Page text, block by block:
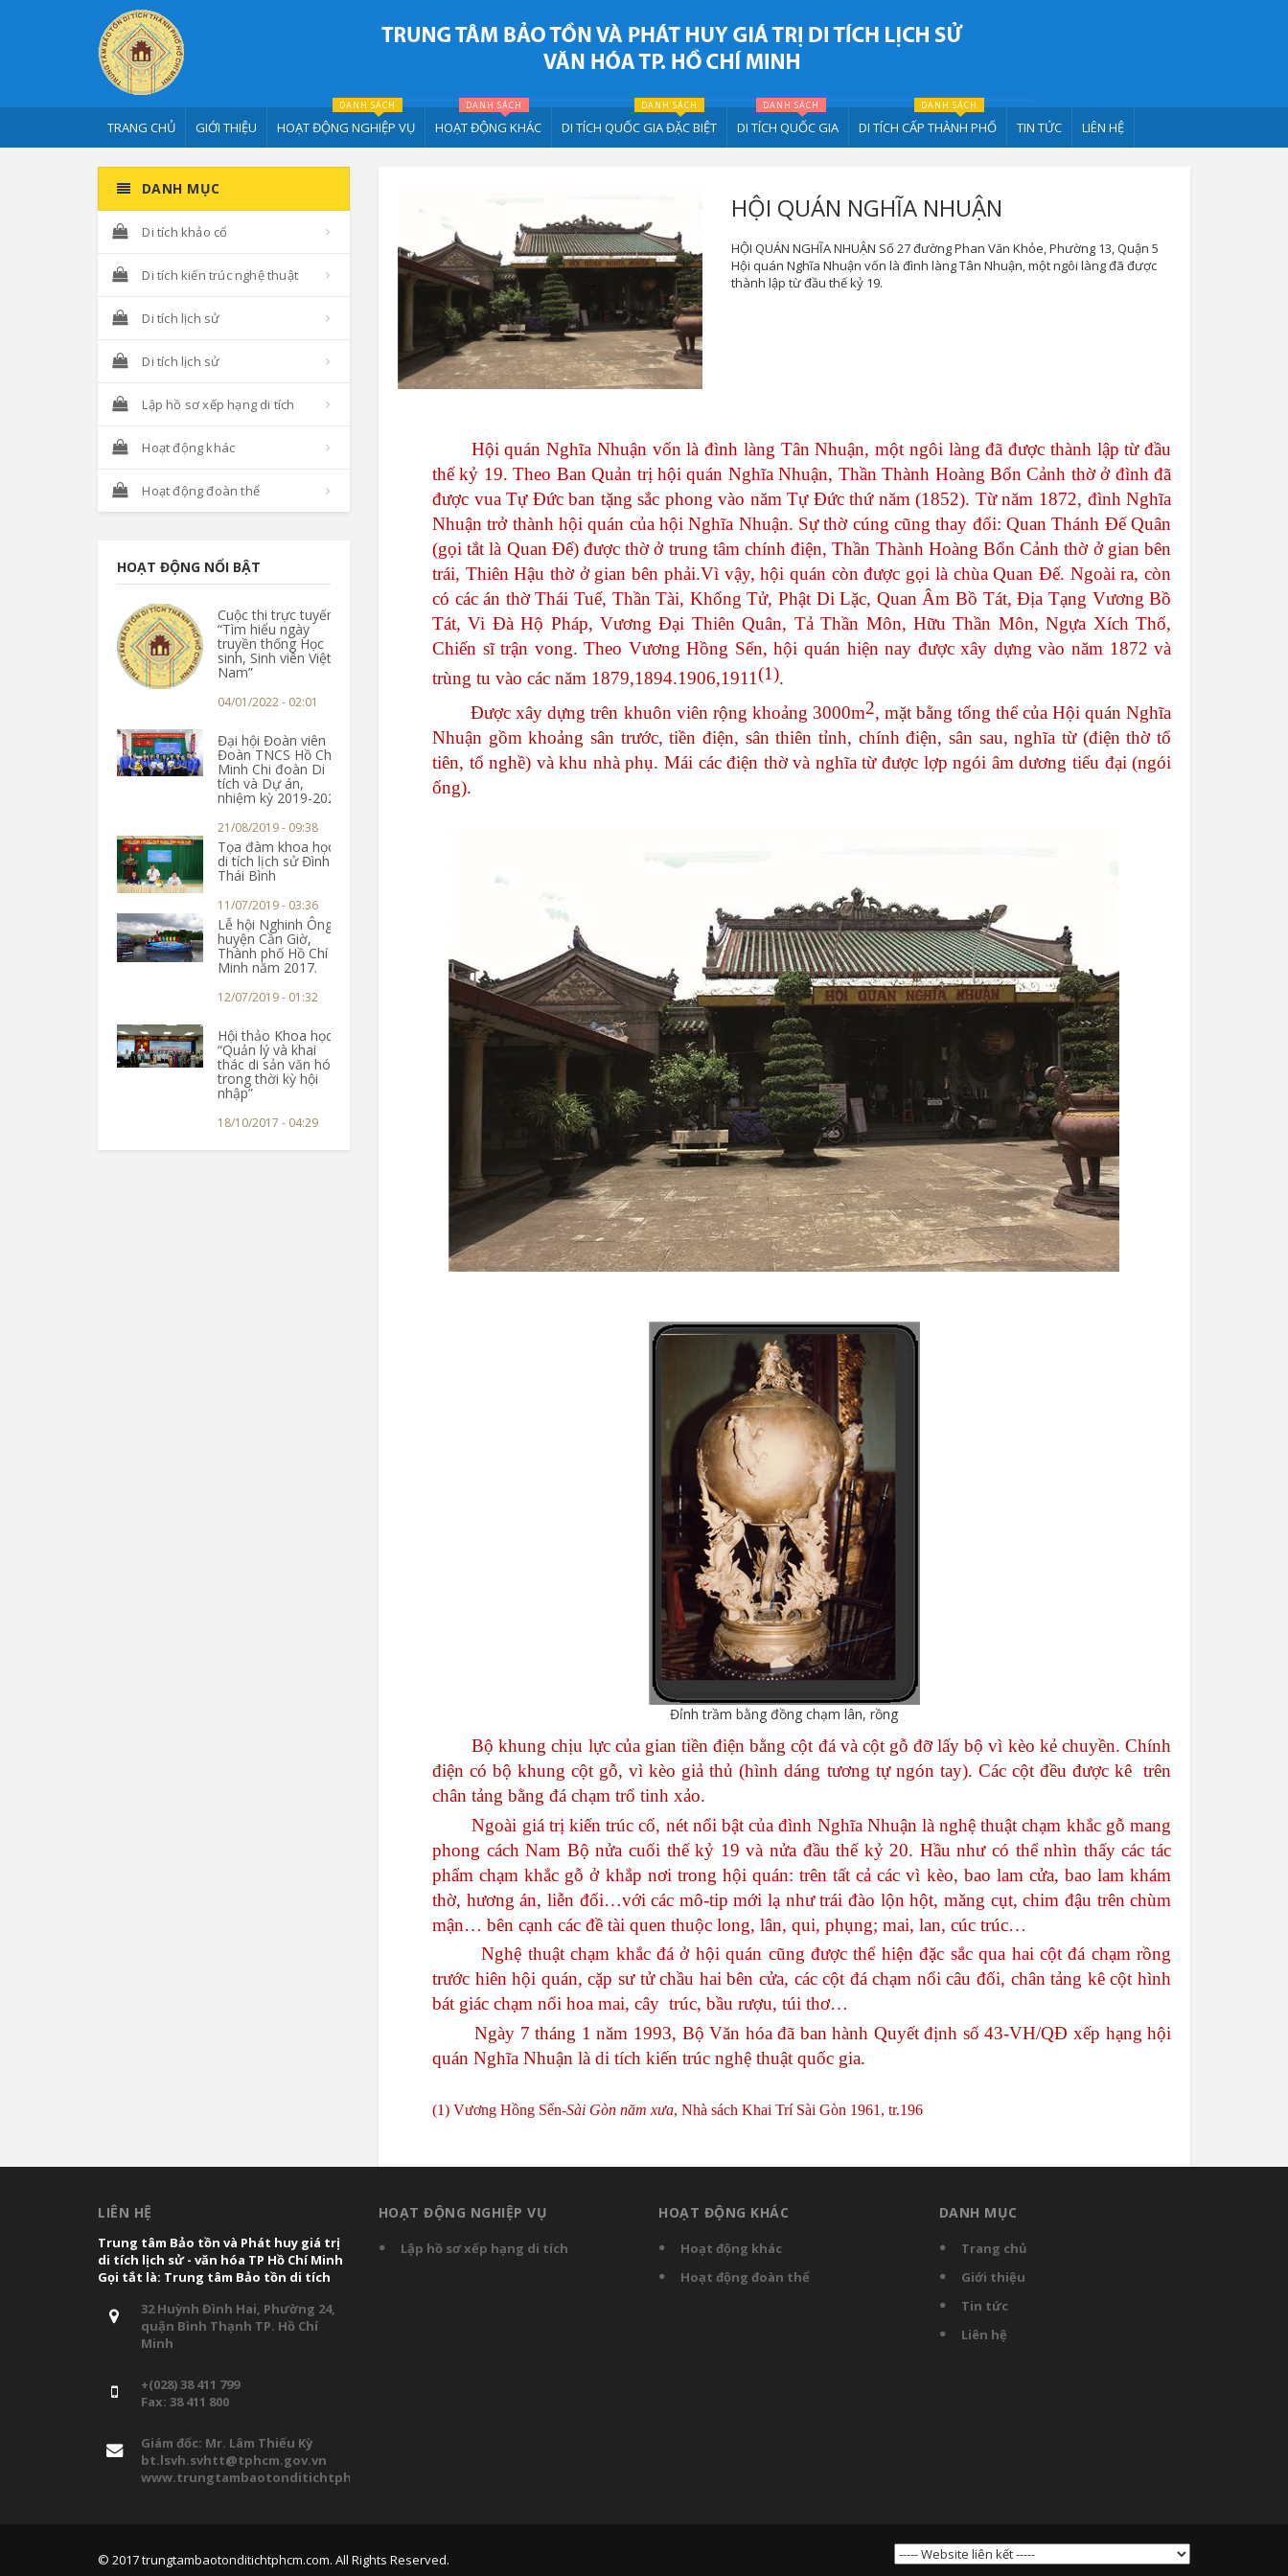
TRANG CHỦ GIỚI THIỆU HOẠT ĐỘNG NGHIỆP VỤ
DANH SÁCH
HOẠT ĐỘNG KHÁC
DANH SÁCH
DI TÍCH QUỐC GIA ĐẶC BIỆT
DANH SÁCH
DI TÍCH QUỐC GIA
DANH SÁCH
DI TÍCH CẤP THÀNH PHỐ
DANH SÁCH
TIN TỨC LIÊN HỆ
DANH MỤC
Di tích khảo cổ
Di tích kiến trúc nghệ thuật
Di tích lịch sử
Di tích lịch sử
Lập hồ sơ xếp hạng di tích
Hoạt động khác
Hoạt động đoàn thể
HOẠT ĐỘNG NỔI BẬT
Cuộc thi trực tuyến
“Tìm hiểu ngày
truyền thống Học
sinh, Sinh viên Việt
Nam”
04/01/2022 - 02:01
Đại hội Đoàn viên
Đoàn TNCS Hồ Chí
Minh Chi đoàn Di
tích và Dự án,
nhiệm kỳ 2019-2022
21/08/2019 - 09:38
Tọa đàm khoa học
di tích lịch sử Đình
Thái Bình
11/07/2019 - 03:36
Lễ hội Nghinh Ông
huyện Cần Giờ,
Thành phố Hồ Chí
Minh năm 2017.
12/07/2019 - 01:32
Hội thảo Khoa học
“Quản lý và khai
thác di sản văn hóa
trong thời kỳ hội
nhập”
18/10/2017 - 04:29
HỘI QUÁN NGHĨA NHUẬN
HỘI QUÁN NGHĨA NHUẬN Số 27 đường Phan Văn Khỏe, Phường 13, Quận 5
Hội quán Nghĩa Nhuận vốn là đình làng Tân Nhuận, một ngôi làng đã được
thành lập từ đầu thế kỷ 19.
Hội quán Nghĩa Nhuận vốn là đình làng Tân Nhuận,một ngôi làng đã được thành lập từ đầu
thế kỷ 19. Theo BanQuản trị hội quán Nghĩa Nhuận, Thần Thành Hoàng Bổn Cảnh thờở đình đã
được vua Tự Đứcban tặng sắc phong vào năm Tự Đức thứ năm(1852). Từ năm 1872, đình Nghĩa
Nhuận trở thành hội quán của hội Nghĩa Nhuận. Sự thờ cúng cũng thay đổi:Quan Thánh Đế Quân
(gọi tắt là Quan Đế) được thờở trung tâm chính điện,Thần Thành Hoàng Bổn Cảnh thờở gian bên
trái, Thiên Hậu thờở gian bên phải.Vì vậy,hội quán còn được gọi là chùa Quan Đế. Ngoài ra,còn
có các án thờ Thái Tuế, Thần Tài, Khổng Tử,Phật DiLặc, Quan Âm Bồ Tát,Địa Tạng Vương Bồ
Tát, Vi Đà Hộ Pháp,Vương Đại Thiên Quân, Tả Thần Môn,Hữu Thần Môn,Ngựa Xích Thố,
Chiến sĩ trận vong. Theo Vương Hồng Sển,hội quán hiệnnay được xây dựng vào năm1872và
trùng tu vào các năm 1879,1894.1906,1911(1).
Được xây dựng trên khuôn viên rộng khoảng 3000m2, mặt bằng tổng thể của Hội quán Nghĩa
Nhuận gồm khoảng sân trước,tiền điện, sân thiên tỉnh, chính điện,sân sau,nghĩa từ(điện thờ tổ
tiên, tổ nghề) và khu nhà phụ.Mái các điện thờ và nghĩa từ được lợp ngói âm dương tiểu đại(ngói
ống).
Đỉnh trầm bằng đồng chạm lân, rồng
Bộ khung chịu lực của gian tiền điện bằng cột đá và cột gỗ đỡ lấy bộ vì kèo kẻ chuyền.Chính
điện có bộ khung cột gỗ,vì kèo giả thủ (hình dáng tương tự ngón tay). Các cột đều được kê trên
chân tảng bằng đá chạm trổ tinh xảo.
Ngoài giá trị kiến trúc cổ, nét nổi bật của đình Nghĩa Nhuận là nghệ thuật chạm khắc gỗ mang
phong cách Nam Bộ nửa cuối thế kỷ 19và nửa đầu thế kỷ20. Hầu như có thể nhìn thấy các tác
phẩm chạm khắc gỗ ở khắp nơi trong hội quán:trên tất cả các vì kèo, bao lam cửa,bao lamkhám
thờ, hương án, liễn đối…với các mô-tipmới lạ như trái đào lộn hột, măng cụt,chim đậu trên chùm
mận… bên cạnh các đề tài quen thuộclong, lân, qui, phụng; mai, lan, cúc trúc…
Nghệ thuật chạm khắc đáở hội quán cũng được thể hiện đặc sắcqua hai cột đá chạm rồng
trước hiên hội quán,cặp sư tử chầu hai bên cửa, các cột đá chạm nổi câu đối, chân tảng kê cột hình
bát giác chạm nổi hoa mai, cây trúc, bầu rượu, túi thơ…
Ngày 7tháng 1năm 1993, Bộ Văn hóa đã banhành Quyết định số 43-VH/QĐxếp hạng hội
quán Nghĩa Nhuận làdi tích kiến trúc nghệ thuật quốc gia.
(1) Vương Hồng Sển-Sài Gòn năm xưa, Nhà sách Khai Trí Sài Gòn 1961, tr.196
LIÊN HỆ
Trung tâm Bảo tồn và Phát huy giá trị
di tích lịch sử - văn hóa TP Hồ Chí Minh
Gọi tắt là: Trung tâm Bảo tồn di tích
32 Huỳnh Đình Hai, Phường 24,
quận Bình Thạnh TP. Hồ Chí
Minh
+(028) 38 411 799
Fax: 38 411 800
Giám đốc: Mr. Lâm Thiếu Kỳ
bt.lsvh.svhtt@tphcm.gov.vn
www.trungtambaotonditichtphcm.com
HOẠT ĐỘNG NGHIỆP VỤ
Lập hồ sơ xếp hạng di tích
HOẠT ĐỘNG KHÁC
Hoạt động khác
Hoạt động đoàn thể
DANH MỤC
Trang chủ
Giới thiệu
Tin tức
Liên hệ
© 2017trungtambaotonditichtphcm.com. All Rights Reserved.